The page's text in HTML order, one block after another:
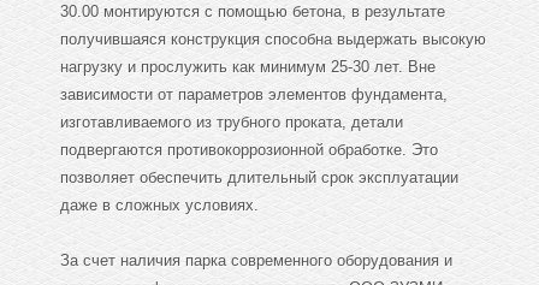
30.00 монтируются с помощью бетона, в результате
получившаяся конструкция способна выдержать высокую
нагрузку и прослужить как минимум 25-30 лет. Вне
зависимости от параметров элементов фундамента,
изготавливаемого из трубного проката, детали
подвергаются противокоррозионной обработке. Это
позволяет обеспечить длительный срок эксплуатации
даже в сложных условиях.
За счет наличия парка современного оборудования и